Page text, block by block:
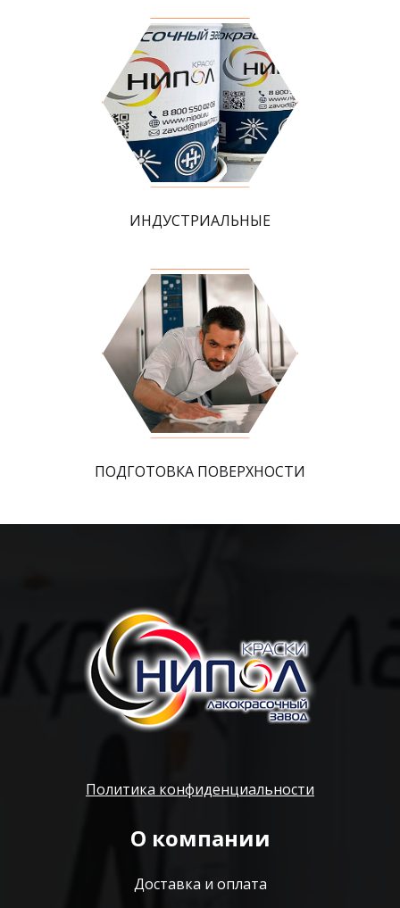
ИНДУСТРИАЛЬНЫЕ
ПОДГОТОВКА ПОВЕРХНОСТИ
Политика конфиденциальности
О компании
Доставка и оплата